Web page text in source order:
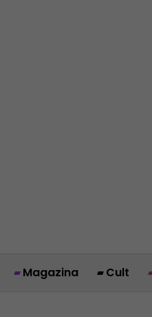
Magazina Cult